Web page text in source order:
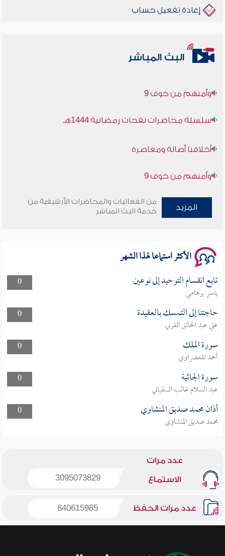
إعادة تفعيل حساب
البث المباشر
أخلاقنا أصالة ومعاصرة
المزيد
من الفعاليات والمحاضرات الأرشيفية من
خدمة البث المباشر
الأكثر استماعا لهذا الشهر
0 تابع انقسام التوحيد إلى نوعين
ياسر برهامي
0
حاجتنا إلى التمسك بالعقيدة
علي عبد الخالق القرني
0
سورة الملك
أحمد المعصراوي
0
سورة الجاثية
عبد السلام غالب السفياني
0
أذان محمد صديق المنشاوي
محمد صديق المنشاوي
عدد مرات
الاستماع 3095073829
عدد مرات الحفظ 840615985